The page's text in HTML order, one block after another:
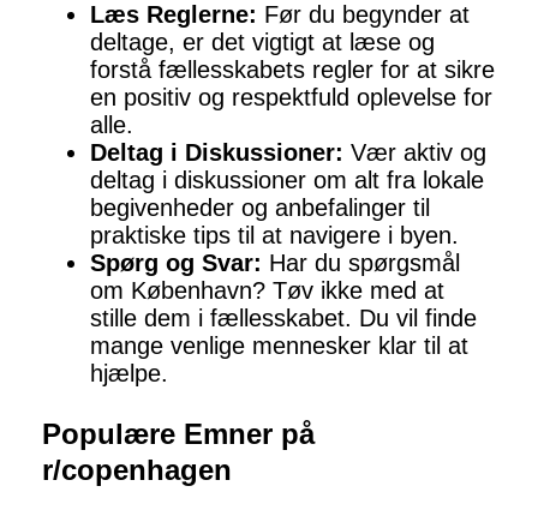
Læs Reglerne: Før du begynder at
deltage, er det vigtigt at læse og
forstå fællesskabets regler for at sikre
en positiv og respektfuld oplevelse for
alle.
Deltag i Diskussioner: Vær aktiv og
deltag i diskussioner om alt fra lokale
begivenheder og anbefalinger til
praktiske tips til at navigere i byen.
Spørg og Svar: Har du spørgsmål
om København? Tøv ikke med at
stille dem i fællesskabet. Du vil finde
mange venlige mennesker klar til at
hjælpe.
Populære Emner på
r/copenhagen